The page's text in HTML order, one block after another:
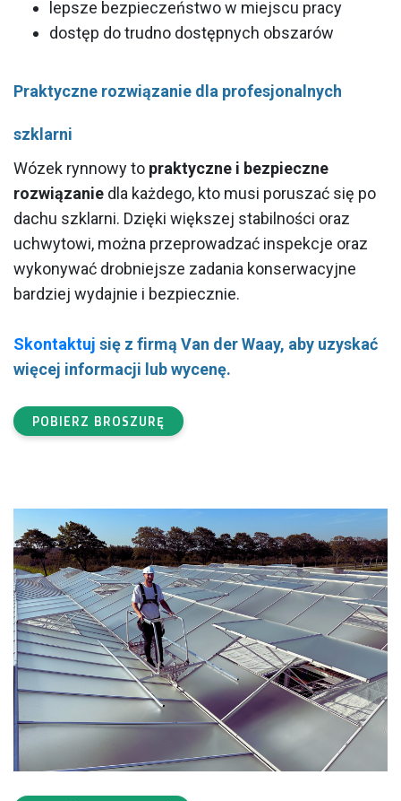
lepsze bezpieczeństwo w miejscu pracy
dostęp do trudno dostępnych obszarów
Praktyczne rozwiązanie dla profesjonalnych
szklarni
Wózek rynnowy to praktyczne i bezpieczne
rozwiązanie dla każdego, kto musi poruszać się po
dachu szklarni. Dzięki większej stabilności oraz
uchwytowi, można przeprowadzać inspekcje oraz
wykonywać drobniejsze zadania konserwacyjne
bardziej wydajnie i bezpiecznie.
Skontaktuj się z firmą Van der Waay, aby uzyskać
więcej informacji lub wycenę.
POBIERZ BROSZURĘ